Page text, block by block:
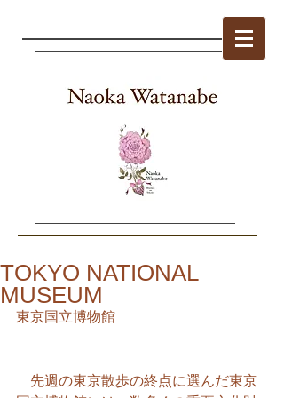
TOKYO NATIONAL
MUSEUM
東京国立博物館
先週の東京散歩の終点に選んだ東京